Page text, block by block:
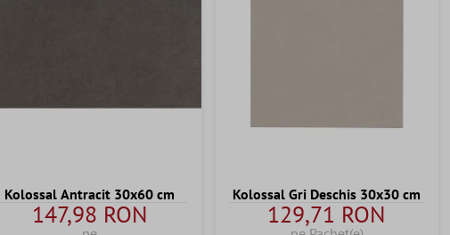
Kolossal Antracit 30x60 cm
147,98 RON
Kolossal Gri Deschis 30x30 cm
129,71 RON